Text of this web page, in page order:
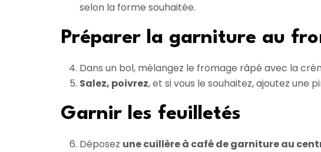
selon la forme souhaitée.
Préparer la garniture au
Dans un bol, mélangez le fromage râpé avec la
Salez, poivrez, et si vous le souhaitez, ajoutez une
Garnir les feuilletés
Déposez une cuillère à café de garniture au